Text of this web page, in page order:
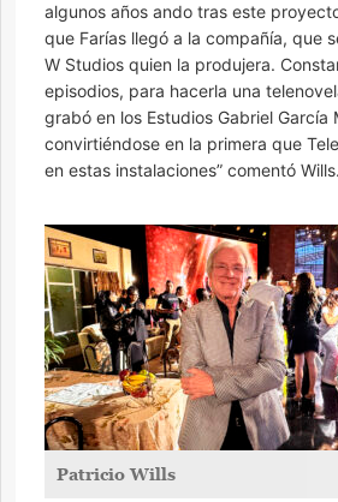
algunos años ando tras este
que Farías llegó a la compañía, que
W Studios quien la produjera.
episodios, para hacerla una
grabó en los Estudios Gabriel García
convirtiéndose en la primera que
en estas instalaciones” comentó Wills.
Patricio Wills